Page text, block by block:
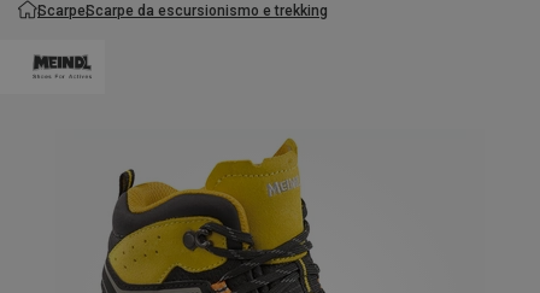
ScarpeScarpe da escursionismo e trekking